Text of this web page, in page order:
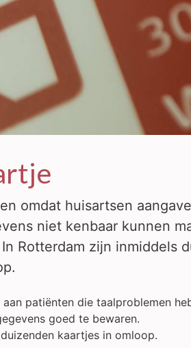
omdat huisartsen
niet kenbaar kunnen
Rotterdam zijn inmiddels
patiënten die taalproblemen
goed te bewaren.
kaartjes in omloop.